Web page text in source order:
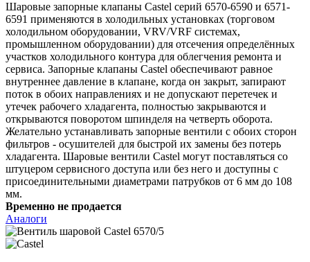
Шаровые запорные клапаны Castel серий 6570-6590 и 6571-
6591 применяются в холодильных установках (торговом
холодильном оборудовании, VRV/VRF системах,
промышленном оборудовании) для отсечения определённых
участков холодильного контура для облегчения ремонта и
сервиса. Запорные клапаны Castel обеспечивают равное
внутреннее давление в клапане, когда он закрыт, запирают
поток в обоих направлениях и не допускают перетечек и
утечек рабочего хладагента, полностью закрываются и
открываются поворотом шпинделя на четверть оборота.
Желательно устанавливать запорные вентили с обоих сторон
фильтров - осушителей для быстрой их замены без потерь
хладагента. Шаровые вентили Castel могут поставляться со
штуцером сервисного доступа или без него и доступны с
присоединительными диаметрами патрубков от 6 мм до 108
мм.
Временно не продается
Аналоги